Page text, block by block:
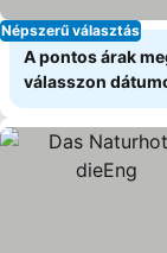
Népszerű választás
A pontos árak
válasszon